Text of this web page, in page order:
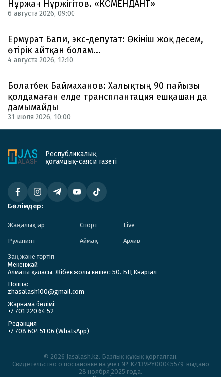
Нұржан Нұржігітов. «КОМЕНДАНТ»
6 августа 2026, 09:00
Ермұрат Бапи, экс-депутат: Өкініш жоқ десем,
өтірік айтқан болам...
4 августа 2026, 12:10
Болатбек Баймаханов: Халықтың 90 пайызы
қолдамаған елде трансплантация ешқашан да
дамымайды
31 июля 2026, 10:00
Республикалық
қоғамдық-саяси газеті
Бөлімдер:
Жаңалықтар Спорт Live
Руханият Аймақ Архив
Заң және тәртіп
Мекенжай:
Алматы қаласы. Жібек жолы көшесі 50. БЦ Квартал
Пошта:
zhasalash100@gmail.com
Жарнама бөлімі:
+7 701 220 64 52
Редакция:
+7 708 604 51 06 (WhatsApp)
© 2026 Jasalash.kz. Барлық құқық қорғалған.
Cвидетельство о постановке на учет № KZ13VPY00045579, выдано
28 ноября 2025 года.